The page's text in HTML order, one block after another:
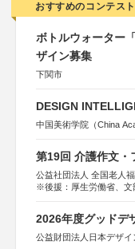
おすすめのコンテスト
ボトルウォーター
ザイン募集
下関市
DESIGN
中国美術学院（China
第19回 介護作文・
公益社団法人 全国老人
※後援：厚生労働省、文
2026年度グッドデ
公益財団法人日本デザイ